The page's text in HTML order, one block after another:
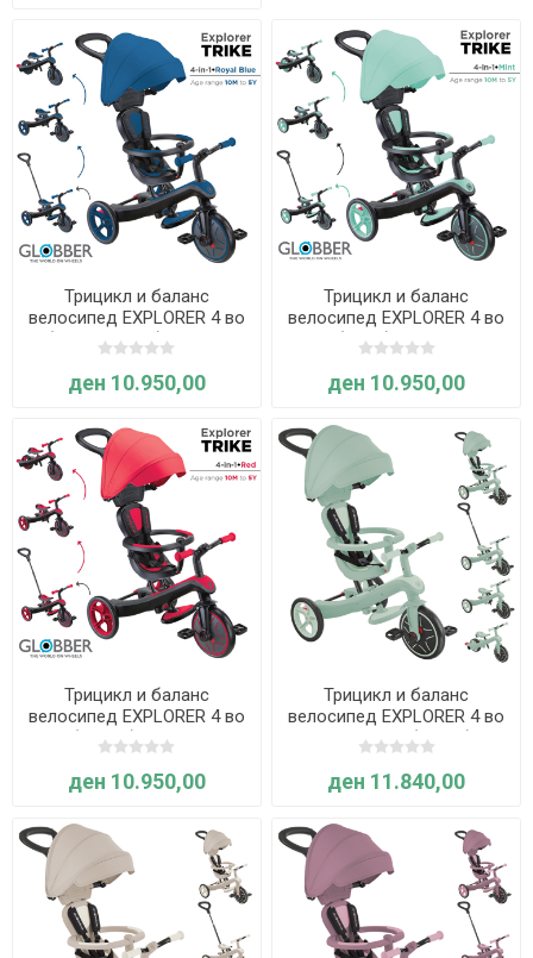
Трицикл и баланс
велосипед EXPLORER 4 во
1 (Кралско син) - Globber
ден 10.950,00
Трицикл и баланс
велосипед EXPLORER 4 во
1 (Минт) - Globber
ден 10.950,00
Трицикл и баланс
велосипед EXPLORER 4 во
1 (Црвен) - Globber
ден 10.950,00
Трицикл и баланс
велосипед EXPLORER 4 во
1 ECOLOGIC (Зелен) -
Globber
ден 11.840,00